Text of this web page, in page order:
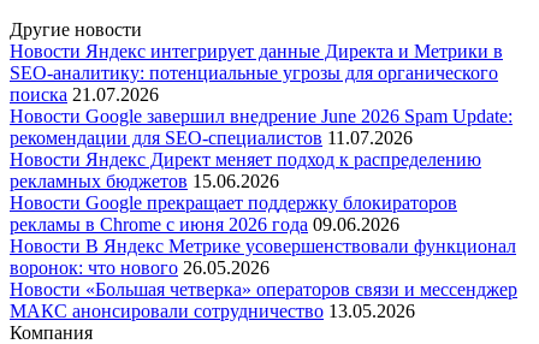
Другие новости
Новости Яндекс интегрирует данные Директа и Метрики в
SEO-аналитику: потенциальные угрозы для органического
поиска 21.07.2026
Новости Google завершил внедрение June 2026 Spam Update:
рекомендации для SEO-специалистов 11.07.2026
Новости Яндекс Директ меняет подход к распределению
рекламных бюджетов 15.06.2026
Новости Google прекращает поддержку блокираторов
рекламы в Chrome с июня 2026 года 09.06.2026
Новости В Яндекс Метрике усовершенствовали функционал
воронок: что нового 26.05.2026
Новости «Большая четверка» операторов связи и мессенджер
МАКС анонсировали сотрудничество 13.05.2026
Компания